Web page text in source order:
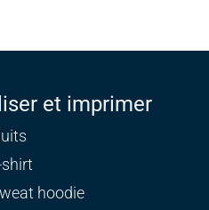
et imprimer
hoodie